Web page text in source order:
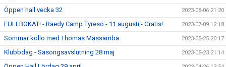
Öppen hall vecka 32 2023-08-06 21:20
FULLBOKAT! - Raedy Camp Tyresö - 11 augusti - Gratis! 2023-07-09 12:18
Sommar kollo med Thomas Massamba 2023-05-25 20:17
Klubbdag - Säsongsavslutning 28 maj 2023-05-23 21:14